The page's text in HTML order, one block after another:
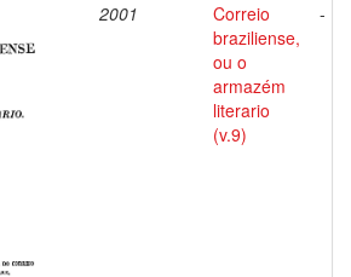
2001
Correio
braziliense,
ou o
armazém
literario
(v.9)
-